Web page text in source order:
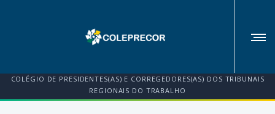
COLÉGIO DE PRESIDENTES(AS) E CORREGEDORES(AS) DOS TRIBUNAIS
REGIONAIS DO TRABALHO